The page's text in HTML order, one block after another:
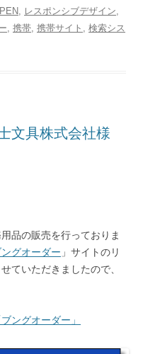
, レスポンシブデザイン,
, 携帯, 携帯サイト , 検索シス
文具株式会社様
品の販売を行っておりま
ングオーダー 」サイトのリ
ていただきましたので、
ングオーダー」